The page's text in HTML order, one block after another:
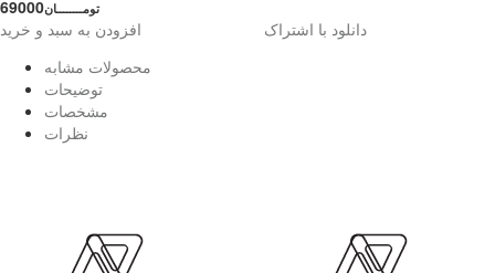
69000تومــــــــان
افزودن به سبد و خرید
دانلود با اشتراک
محصولات مشابه
توضیحات
مشخصات
نظرات